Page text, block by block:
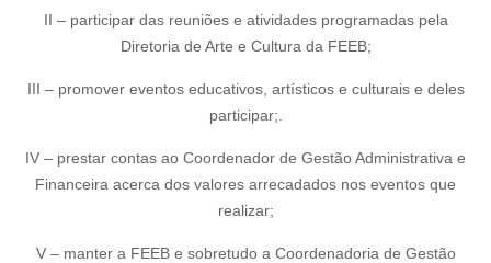
II – participar das reuniões e atividades programadas pela
Diretoria de Arte e Cultura da FEEB;
III – promover eventos educativos, artísticos e culturais e deles
participar;.
IV – prestar contas ao Coordenador de Gestão Administrativa e
Financeira acerca dos valores arrecadados nos eventos que
realizar;
V – manter a FEEB e sobretudo a Coordenadoria de Gestão